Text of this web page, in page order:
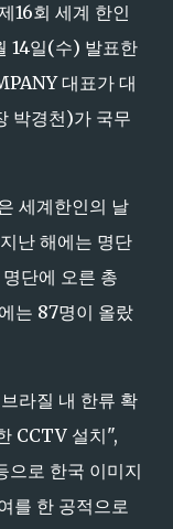
16회 세계 한인
14일(수) 발표한
대표가 대
박경천)가 국무
세계한인의 날
난 해에는 명단
단에 오른 총
는 87명이 올랐
라질 내 한류 확
CCTV 설치",
으로 한국 이미지
를 한 공적으로